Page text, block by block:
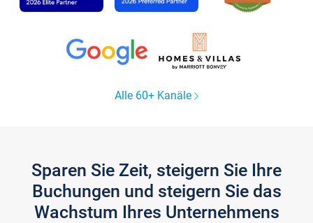
Alle 60+ Kanäle
Sparen Sie Zeit, steigern Sie Ihre
Buchungen und steigern Sie das
Wachstum Ihres Unternehmens